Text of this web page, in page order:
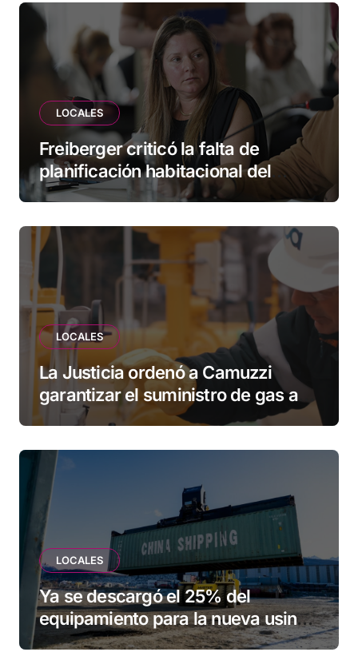
LOCALES
Freiberger criticó la falta de
planificación habitacional del
Municipio: “Vuoto deja afuera a
esperando”
LOCALES
La Justicia ordenó a Camuzzi
garantizar el suministro de gas a
una familia de Tolhuin
LOCALES
Ya se descargó el 25% del
equipamiento para la nueva usina
de Ushuaia